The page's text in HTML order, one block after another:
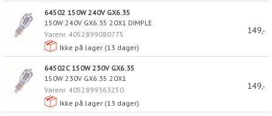
64502 150W 240V GX6.35
150W 240V GX6.35 20X1 DIMPLE
Varenr 4052899080775
Ikke på lager (13 dager)
149,-
64502C 150W 230V GX6.35
150W 230V GX6.35 20X1
Varenr 4052899363250
Ikke på lager (13 dager)
149,-